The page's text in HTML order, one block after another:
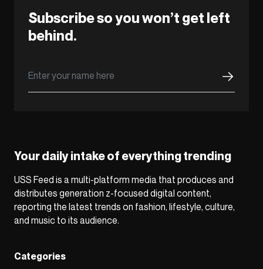
Subscribe so you won’t get left
behind.
Your daily intake of everything trending
USS Feed is a multi-platform media that produces and
distributes generation z-focused digital content,
reporting the latest trends on fashion, lifestyle, culture,
and music to its audience.
Categories